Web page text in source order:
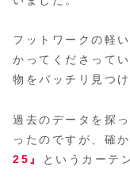
フットワークの軽
かってくださって
物をバッチリ見つ
過去のデータを探
ったのですが、確
25』
というカーテ